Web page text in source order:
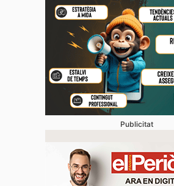
Publicitat